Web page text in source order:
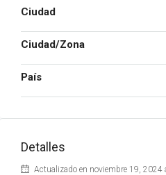
Ciudad
Ciudad/Zona
País
Detalles
Actualizado en noviembre 19, 2024